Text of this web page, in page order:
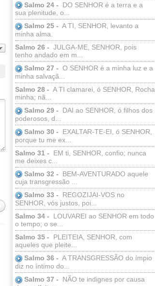
Salmo 24 -
DO SENHOR é a terra e a
sua plenitude, o...
Salmo 25 - A TI, SENHOR, levanto a
minha alma.
Salmo 26 - JULGA-ME, SENHOR, pois
tenho andado em m...
Salmo 27 - O SENHOR é a minha luz e a
minha salvaçã...
Salmo 28 - A TI clamarei, ó SENHOR, Rocha
minha; nã...
Salmo 29 -
DAI ao SENHOR, ó filhos dos
poderosos, d...
Salmo 30 -
EXALTAR-TE-EI, ó SENHOR,
porque tu me ex...
Salmo 31 -
EM ti, SENHOR, confio; nunca
me deixes c...
Salmo 32 -
BEM-AVENTURADO aquele
cuja transgressão ...
Salmo 33 -
REGOZIJAI-VOS no
SENHOR, vós justos, poi...
Salmo 34 -
LOUVAREI ao SENHOR em todo
o tempo; o se...
Salmo 35 -
PLEITEIA, SENHOR, com
aqueles que pleite...
Salmo 36 - A TRANSGRESSÃO do ímpio
diz no íntimo do...
Salmo 37 -
NÃO te indignes por causa